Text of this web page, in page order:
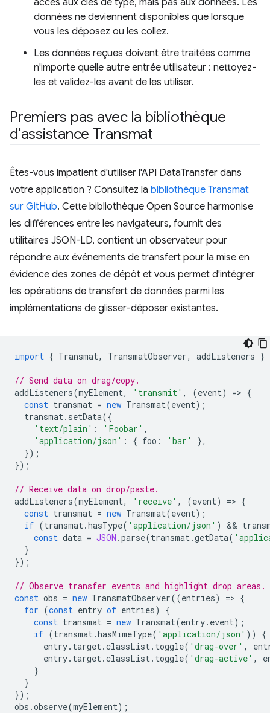
accès aux clés de type, mais pas aux données. Les
données ne deviennent disponibles que lorsque
vous les déposez ou les collez.
Les données reçues doivent être traitées comme
n'importe quelle autre entrée utilisateur : nettoyez-
les et validez-les avant de les utiliser.
Premiers pas avec la bibliothèque
d'assistance Transmat
Êtes-vous impatient d'utiliser l'API DataTransfer dans
votre application ? Consultez la bibliothèque Transmat
sur GitHub. Cette bibliothèque Open Source harmonise
les différences entre les navigateurs, fournit des
utilitaires JSON-LD, contient un observateur pour
répondre aux événements de transfert pour la mise en
évidence des zones de dépôt et vous permet d'intégrer
les opérations de transfert de données parmi les
implémentations de glisser-déposer existantes.
import { Transmat, TransmatObserver, addListeners }
// Send data on drag/copy.
addListeners(myElement, 'transmit' , (event) => {
const transmat = new Transmat(event);
transmat. setData({
'text/plain' : 'Foobar' ,
'application/json' : { foo : 'bar'
},
});
});
// Receive data on drop/paste.
addListeners(myElement, 'receive' , (event) => {
const transmat = new Transmat(event);
if (transmat.hasType( 'application/json' ) &&
const data = JSON .parse(transmat.getData(
}
});
// Observe transfer events and highlight drop areas.
const obs = new TransmatObserver((entries) => {
for (const entry of entries)
{
const transmat = new Transmat(entry. event);
if (transmat.hasMimeType( 'application/json' ))
{
entry. target.classList. toggle( 'drag-over' ,
entry. target.classList. toggle( 'drag-active' ,
}
}
});
obs .observe(myElement);